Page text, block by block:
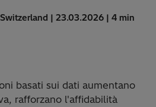
| 23.03.2026 | 4 min
basati sui dati aumentano
rafforzano l'affidabilità